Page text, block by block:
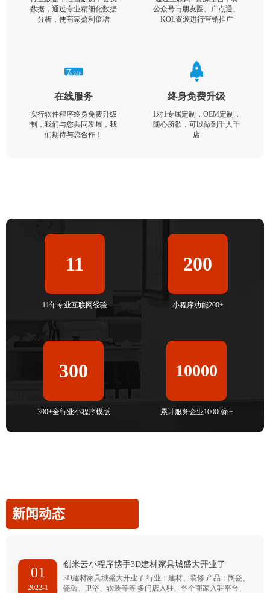
数据，通过专业精细化数据
分析，使商家盈利倍增
公众号与朋友圈、广点通、
KOL资源进行营销推广
在线服务
实行软件程序终身免费升级
制，我们与您共同发展，我
们期待与您合作！
终身免费升级
1对1专属定制，OEM定制，
随心所欲，可以做到千人千
店
11
11年专业互联网经验
200
小程序功能200+
300
300+全行业小程序模版
10000
累计服务企业10000家+
新闻动态
01
2022-1
创米云小程序携手3D建材家具城盛大开业了
3D建材家具城盛大开业了 行业：建材、装修 产品：陶瓷、
瓷砖、卫浴、软装等等 多门店入驻、各个商家入驻平台、